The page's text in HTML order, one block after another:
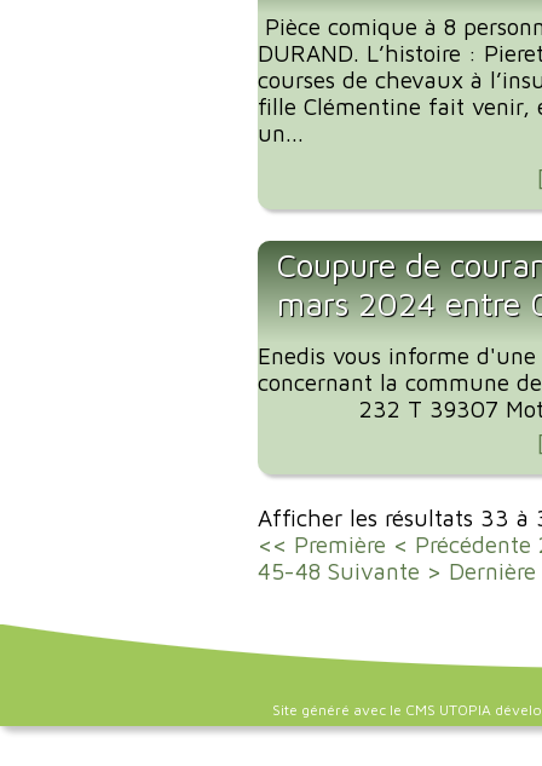
Pièce comique à 8
DURAND. L’histoire :
courses de chevaux à
fille Clémentine fait venir,
un...
Coupure de
mars 2024 entre
Enedis vous informe
concernant la commune
232 T 39307 Motif
Afficher les résultats 33 à
<< Première < Précédente
45-48 Suivante >
Site généré avec le CMS UTOPIA